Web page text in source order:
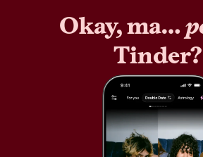
Okay, ma…
Tinder?